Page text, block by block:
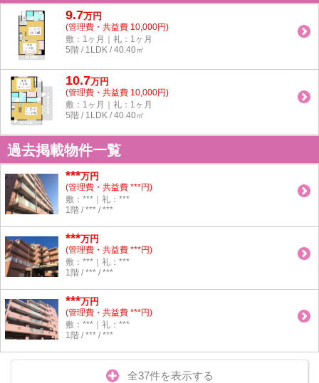
9.7万円
(管理費・共益費 10,000円)
敷：1ヶ月｜礼：1ヶ月
5階 / 1LDK / 40.40㎡
10.7万円
(管理費・共益費 10,000円)
敷：1ヶ月｜礼：1ヶ月
5階 / 1LDK / 40.40㎡
過去掲載物件一覧
***万円
(管理費・共益費 ***円)
敷：***｜礼：***
1階 / *** / ***
***万円
(管理費・共益費 ***円)
敷：***｜礼：***
1階 / *** / ***
***万円
(管理費・共益費 ***円)
敷：***｜礼：***
1階 / *** / ***
全37件を表示する